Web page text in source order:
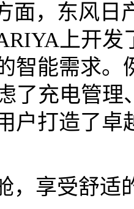
面，东风日
上开发
智能需求。
了充电管理
户打造了
，享受舒适